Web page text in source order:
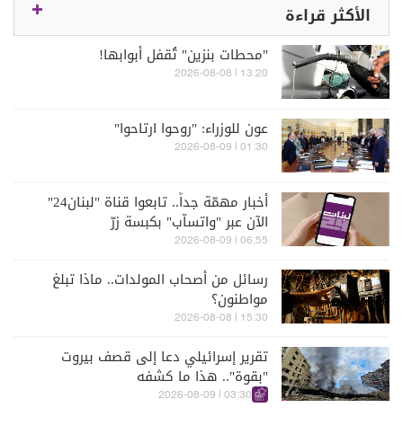
الأكثر قراءة
"محطات بنزين" تُقفل أبوابها!
13:20 | 2026-08-08
عون للوزراء: "روحوا ارتاحوا"
01:30 | 2026-08-09
أخبار مهمّة جداً.. تابعوا قناة "لبنان24"
الآن عبر "واتسآب" بكبسة زرّ
06:55 | 2026-08-09
رسائل من أصحاب المولدات.. ماذا تبلغ
مواطنون؟
15:30 | 2026-08-08
تقرير إسرائيلي دعا إلى قصف بيروت
"بقوة".. هذا ما كشفه
03:30 | 2026-08-09